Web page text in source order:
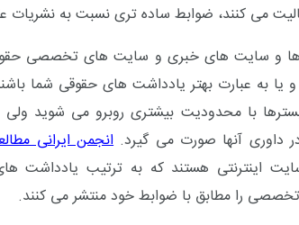
می کنند، ضوابط ساده تری نسبت به نشریات
و سایت های خبری و سایت های تخصصی
و یا به عبارت بهتر یادداشت های حقوقی شما
با محدودیت بیشتری روبرو می شوید
آنها صورت می گیرد. انجمن ایرانی
اینترنتی هستند که به ترتیب یادداشت
را مطابق با ضوابط خود منتشر می کنند.